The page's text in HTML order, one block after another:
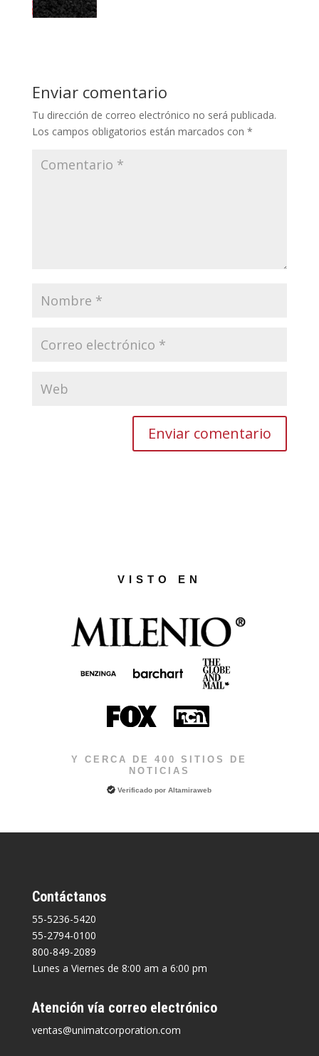
Enviar comentario
Tu dirección de correo electrónico no será publicada.
Los campos obligatorios están marcados con *
VISTO EN
Y CERCA DE 400 SITIOS DE
NOTICIAS
Verificado porAltamiraweb
Contáctanos
55-5236-5420
55-2794-0100
800-849-2089
Lunes a Viernes de 8:00 am a 6:00 pm
Atención vía correo electrónico
ventas@unimatcorporation.com